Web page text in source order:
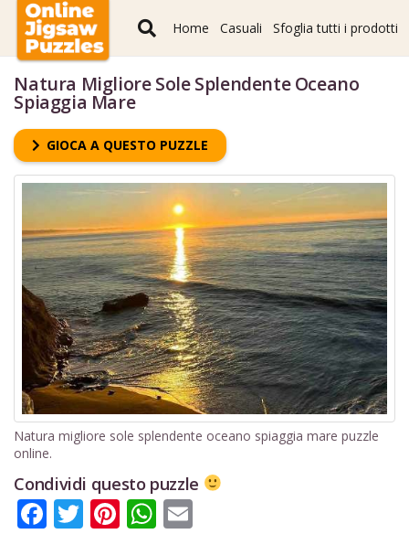
Home Casuali Sfoglia tutti i prodotti
Natura Migliore Sole Splendente Oceano
Spiaggia Mare
GIOCA A QUESTO PUZZLE
Natura migliore sole splendente oceano spiaggia mare puzzle
online.
Condividi questo puzzle
Facebook
Twitter
Pinterest
WhatsApp